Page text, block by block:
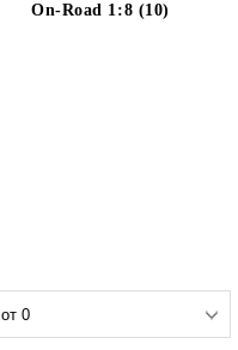
On-Road 1:8 (10)